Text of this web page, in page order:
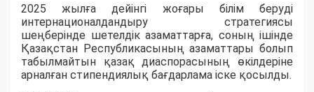
2025 жылға дейінгі жоғары білім беруді
интернационалдандыру стратегиясы
шеңберінде шетелдік азаматтарға, соның ішінде
Қазақстан Республикасының азаматтары болып
табылмайтын қазақ диаспорасының өкілдеріне
арналған стипендиялық бағдарлама іске қосылды.